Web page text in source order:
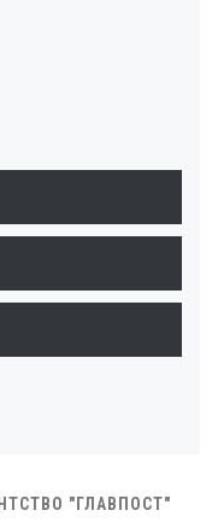
"ГЛАВПОСТ"